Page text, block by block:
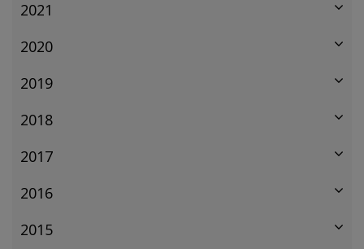
2021
2020
2019
2018
2017
2016
2015